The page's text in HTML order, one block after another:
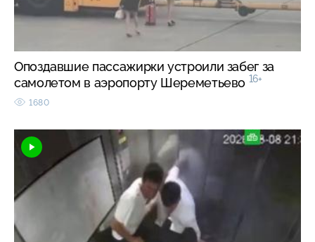
Опоздавшие пассажирки устроили забег за
самолетом в аэропорту Шереметьево 16+
1680